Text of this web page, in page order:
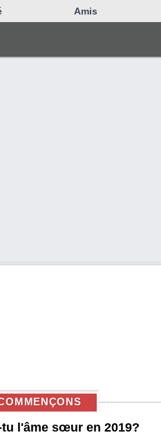
Amis
l'âme sœur en 2019?